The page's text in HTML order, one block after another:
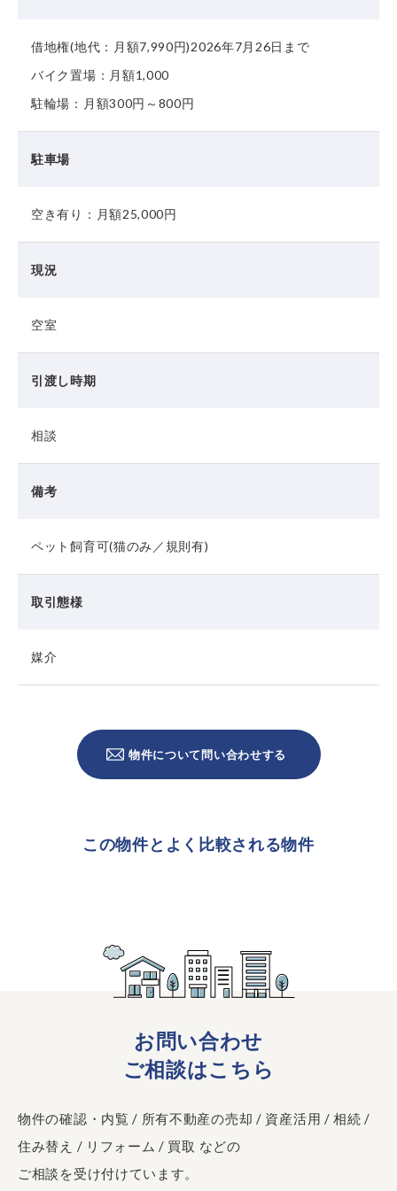
借地権(地代：月額7,990円)2026年7月26日まで
バイク置場：月額1,000
駐輪場：月額300円～800円
駐車場
空き有り：月額25,000円
現況
空室
引渡し時期
相談
備考
ペット飼育可(猫のみ／規則有)
取引態様
媒介
物件について問い合わせする
この物件とよく比較される物件
お問い合わせ
ご相談はこちら
物件の確認・内覧 / 所有不動産の売却 / 資産活用 / 相続 /
住み替え / リフォーム / 買取 などの
ご相談を受け付けています。